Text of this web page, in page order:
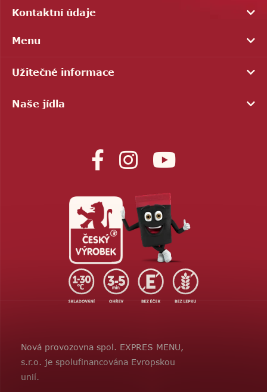
Kontaktní údaje
Menu
Užitečné informace
Naše jídla
Nová provozovna spol. EXPRES MENU,
s.r.o. je spolufinancována Evropskou
unií.